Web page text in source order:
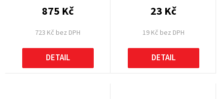
723 Kč bez DPH
875 Kč
DETAIL
19 Kč bez DPH
23 Kč
DETAIL